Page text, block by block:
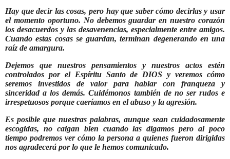
Hay que decir las cosas, pero hay que saber cómo decirlas y usar
el momento oportuno. No debemos guardar en nuestro corazón
los desacuerdos y las desavenencias, especialmente entre amigos.
Cuando estas cosas se guardan, terminan degenerando en una
raíz de amargura.
Dejemos que nuestros pensamientos y nuestros actos estén
controlados por el Espíritu Santo de DIOS y veremos cómo
seremos investidos de valor para hablar con franqueza y
sinceridad a los demás. Cuidémonos también de no ser rudos e
irrespetuosos porque caeríamos en el abuso y la agresión.
Es posible que nuestras palabras, aunque sean cuidadosamente
escogidas, no caigan bien cuando las digamos pero al poco
tiempo podremos ver cómo la persona a quienes fueron dirigidas
nos agradecerá por lo que le hemos comunicado.